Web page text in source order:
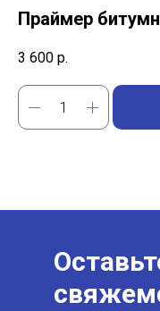
Праймер
3 600 р.